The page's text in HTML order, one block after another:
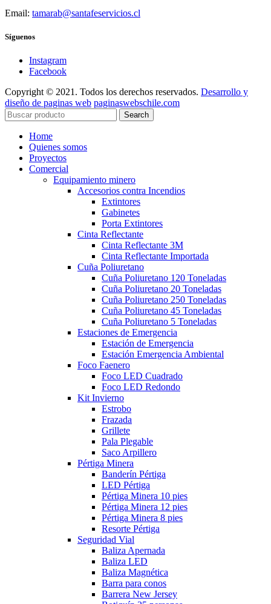
Email: tamarab@santafeservicios.cl
Síguenos
Instagram
Facebook
Copyright © 2021. Todos los derechos reservados. Desarrollo y
diseño de paginas web paginaswebschile.com
Search
Home
Quienes somos
Proyectos
Comercial
Equipamiento minero
Accesorios contra Incendios
Extintores
Gabinetes
Porta Extintores
Cinta Reflectante
Cinta Reflectante 3M
Cinta Reflectante Importada
Cuña Poliuretano
Cuña Poliuretano 120 Toneladas
Cuña Poliuretano 20 Toneladas
Cuña Poliuretano 250 Toneladas
Cuña Poliuretano 45 Toneladas
Cuña Poliuretano 5 Toneladas
Estaciones de Emergencia
Estación de Emergencia
Estación Emergencia Ambiental
Foco Faenero
Foco LED Cuadrado
Foco LED Redondo
Kit Invierno
Estrobo
Frazada
Grillete
Pala Plegable
Saco Arpillero
Pértiga Minera
Banderín Pértiga
LED Pértiga
Pértiga Minera 10 pies
Pértiga Minera 12 pies
Pértiga Minera 8 pies
Resorte Pértiga
Seguridad Vial
Baliza Apernada
Baliza LED
Baliza Magnética
Barra para conos
Barrera New Jersey